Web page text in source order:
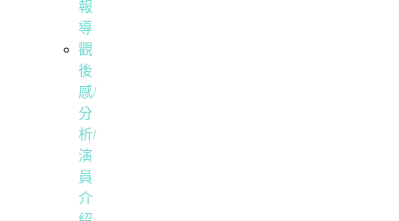
報
導
觀
後
感/
分
析/
演
員
介